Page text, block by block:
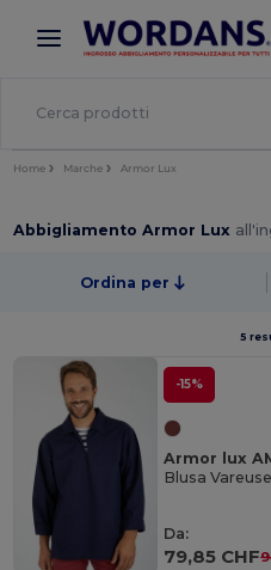
× App Wordans
Prezzi migliori sull'app!
Home Marche Armor Lux
Abbigliamento Armor Lux
Ordina per
5
-15%
Armor lux
Blusa
Da:
79,85 CHF